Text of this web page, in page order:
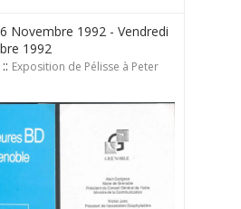
Novembre 1992 - Vendredi
1992
Exposition de Pélisse à Peter